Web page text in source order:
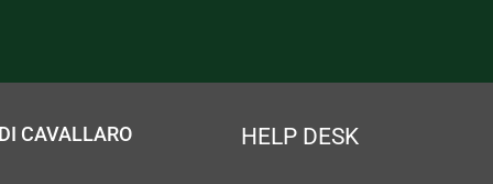
CAVALLARO
HELP DESK